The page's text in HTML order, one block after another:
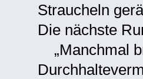
Straucheln
Die nächste
„Manchmal